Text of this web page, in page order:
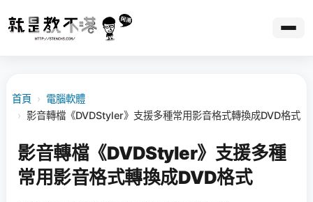
首頁 › 電腦軟體
› 影音轉檔《DVDStyler》支援多種常用影音格式轉換成DVD格式
影音轉檔《DVDStyler》支援多種
常用影音格式轉換成DVD格式